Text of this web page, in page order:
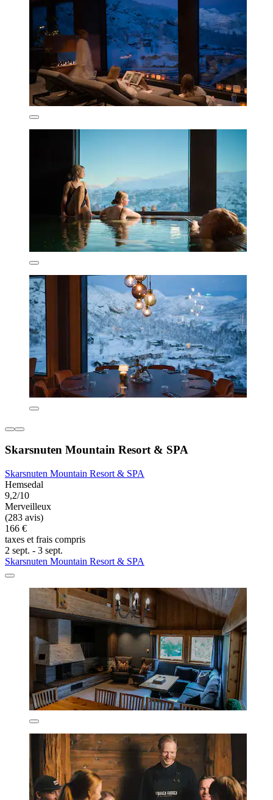
Skarsnuten Mountain Resort & SPA
Skarsnuten Mountain Resort & SPA
Hemsedal
9,2/10
Merveilleux
(283 avis)
166 €
taxes et frais compris
2 sept. - 3 sept.
Skarsnuten Mountain Resort & SPA